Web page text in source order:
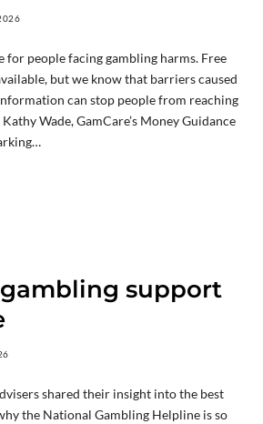
for people facing gambling harms. Free
but we know that barriers caused
can stop people from reaching
Wade, GamCare’s Money Guidance
support
shared their insight into the best
the National Gambling Helpline is so